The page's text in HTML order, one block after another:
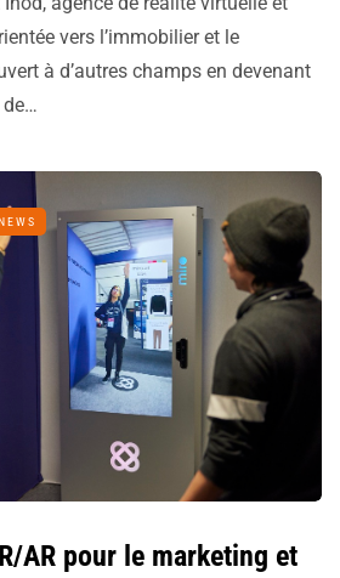
vers l’immobilier et le
à d’autres champs en devenant
NEWS
AR pour le marketing et